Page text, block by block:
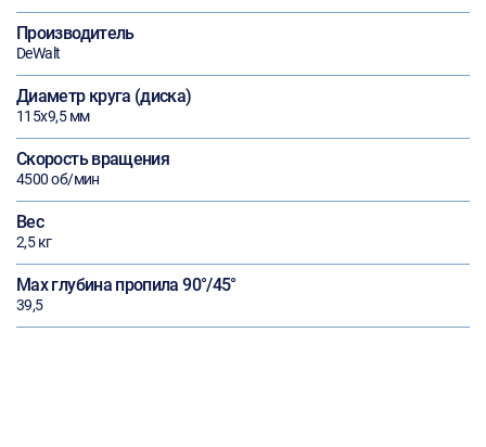
Производитель
DeWalt
Диаметр круга (диска)
115х9,5 мм
Скорость вращения
4500 об/мин
Вес
2,5 кг
Max глубина пропила 90°/45°
39,5